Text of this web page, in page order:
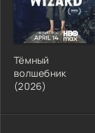
Тёмный
волшебник
(2026)